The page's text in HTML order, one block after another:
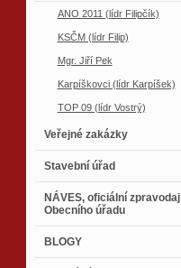
ANO 2011 (lídr Filipčík)
KSČM (lídr Filip)
Mgr. Jiří Pek
Karpíškovci (lídr Karpíšek)
TOP 09 (lídr Vostrý)
Veřejné zakázky
Stavební úřad
NÁVES, oficiální zpravodaj
Obecního úřadu
BLOGY